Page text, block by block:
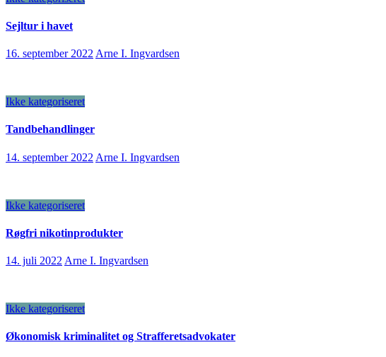
Sejltur i havet
16. september 2022 Arne I. Ingvardsen
Ikke kategoriseret
Tandbehandlinger
14. september 2022 Arne I. Ingvardsen
Ikke kategoriseret
Røgfri nikotinprodukter
14. juli 2022 Arne I. Ingvardsen
Ikke kategoriseret
Økonomisk kriminalitet og Strafferetsadvokater